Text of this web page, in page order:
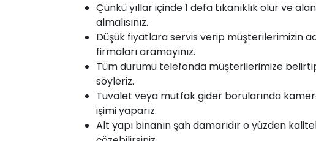
Çünkü yıllar içinde 1 defa tıkanıklık olur ve
almalısınız.
Düşük fiyatlara servis verip müşterilerimizin
firmaları aramayınız.
Tüm durumu telefonda müşterilerimize
söyleriz.
Tuvalet veya mutfak gider borularında
işimi yaparız.
Alt yapı binanın şah damarıdır o yüzden